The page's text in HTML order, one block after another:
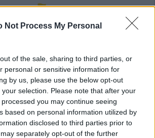
Not Process My Personal
of the sale, sharing to third parties, or
personal or sensitive information for
by us, please use the below opt-out
selection. Please note that after your
you may continue seeing
based on personal information utilized by
disclosed to third parties prior to
separately opt-out of the further
keresztülszáguldott az utolsó
a diffúzorát! Aztán újabb darabok esnek
szerint.
le tudták ugyan cserélni, de megint
mert az emelő, az bizony továbbra